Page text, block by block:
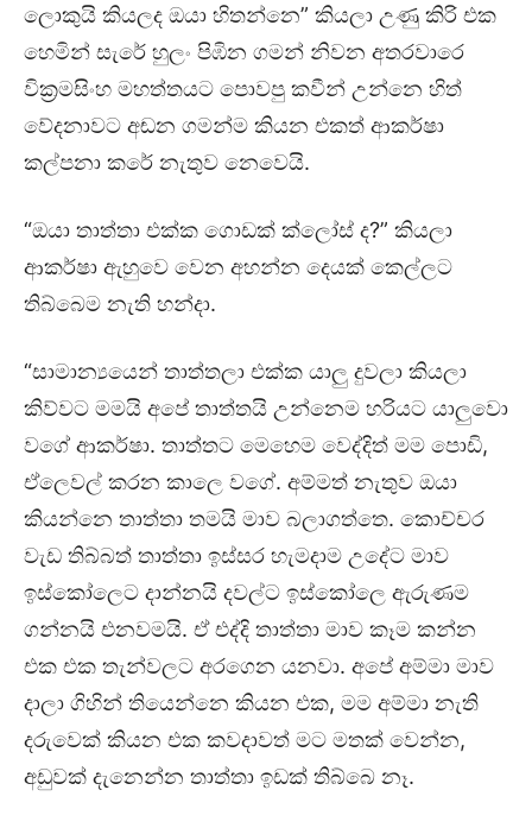
ලොකුයි කියලද ඔයා හිතන්නෙ” කියලා උණු කිරි එක
හෙමින් සැරේ හුලං පිඹින ගමන් නිවන අතරවාරෙ
වික්‍රමසිංහ මහත්තයට පොවපු කවීන් උන්නෙ හිත්
වේදනාවට අඬන ගමන්ම කියන එකත් ආකර්ෂා
කල්පනා කරේ නැතුව නෙවෙයි.
“ඔයා තාත්තා එක්ක ගොඩක් ක්ලෝස් ද?” කියලා
ආකර්ෂා ඇහුවෙ වෙන අහන්න දෙයක් කෙල්ලට
තිබ්බෙම නැති හන්දා.
“සාමාන්‍යයෙන් තාත්තලා එක්ක යාලු දුවලා කියලා
කිව්වට මමයි අපේ තාත්තයි උන්නෙම හරියට යාලුවො
වගේ ආකර්ෂා. තාත්තට මෙහෙම වෙද්දිත් මම පොඩි,
ඒලෙවල් කරන කාලෙ වගේ. අම්මත් නැතුව ඔයා
කියන්නෙ තාත්තා තමයි මාව බලාගත්තෙ. කොච්චර
වැඩ තිබ්බත් තාත්තා ඉස්සර හැමදාම උදේට මාව
ඉස්කෝලෙට දාන්නයි දවල්ට ඉස්කෝලෙ ඇරුණම
ගන්නයි එනවමයි. ඒ එද්දි තාත්තා මාව කෑම කන්න
එක එක තැන්වලට අරගෙන යනවා. අපේ අම්මා මාව
දාලා ගිහින් තියෙන්නෙ කියන එක, මම අම්මා නැති
දරුවෙක් කියන එක කවදාවත් මට මතක් වෙන්න,
අඩුවක් දැනෙන්න තාත්තා ඉඩක් තිබ්බෙ නෑ.